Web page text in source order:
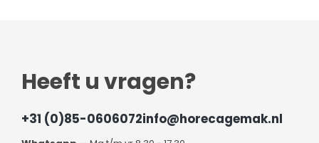
Heeft u vragen?
+31 (0)85-0606072info@horecagemak.nl